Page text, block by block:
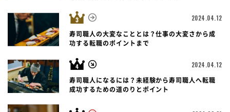
2024.04.12
寿司職人の大変なこととは？仕事の大変さから成
功する転職のポイントまで
2024.04.12
寿司職人になるには？未経験から寿司職人へ転職
成功するための道のりとポイント